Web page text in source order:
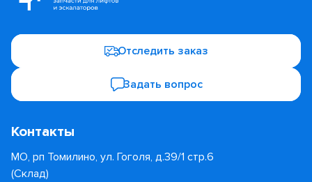
Отследить заказ
Задать вопрос
Контакты
МО, рп Томилино, ул. Гоголя, д.39/1 стр.6
(Склад)